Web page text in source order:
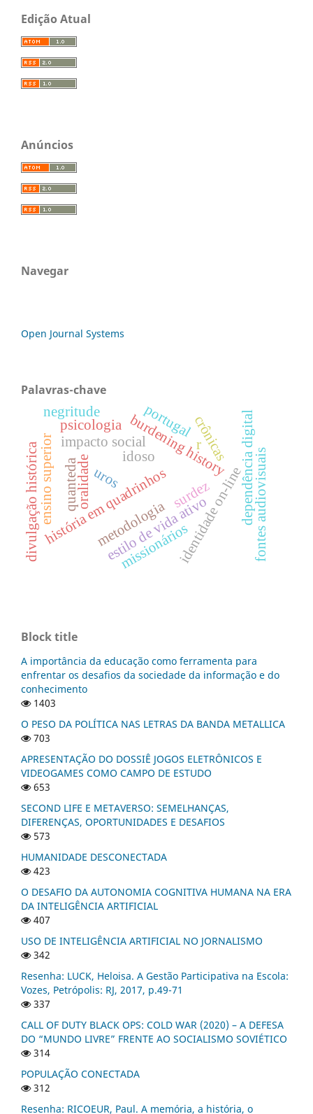
Edição Atual
Anúncios
Navegar
Open Journal Systems
Palavras-chave
idoso
identidade on-line
história em quadrinhos
burdening history
metodologia
oralidade dependência digital
estilo de vida ativo
impacto social
psicologia
divulgação histórica uros
crônicas
surdez fontes audiovisuais
ensino superior r
portugal
quanteda
missionários
negritude
Block title
A importância da educação como ferramenta para
enfrentar os desafios da sociedade da informação e do
conhecimento
1403
O PESO DA POLÍTICA NAS LETRAS DA BANDA METALLICA
703
APRESENTAÇÃO DO DOSSIÊ JOGOS ELETRÔNICOS E
VIDEOGAMES COMO CAMPO DE ESTUDO
653
SECOND LIFE E METAVERSO: SEMELHANÇAS,
DIFERENÇAS, OPORTUNIDADES E DESAFIOS
573
HUMANIDADE DESCONECTADA
423
O DESAFIO DA AUTONOMIA COGNITIVA HUMANA NA ERA
DA INTELIGÊNCIA ARTIFICIAL
407
USO DE INTELIGÊNCIA ARTIFICIAL NO JORNALISMO
342
Resenha: LUCK, Heloisa. A Gestão Participativa na Escola:
Vozes, Petrópolis: RJ, 2017, p.49-71
337
CALL OF DUTY BLACK OPS: COLD WAR (2020) – A DEFESA
DO “MUNDO LIVRE” FRENTE AO SOCIALISMO SOVIÉTICO
314
POPULAÇÃO CONECTADA
312
Resenha: RICOEUR, Paul. A memória, a história, o